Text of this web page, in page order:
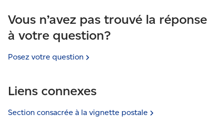
par code postal. Reportez-vous auGuide du client
pour les services Marketing Intelliposte
(PDF)
pour obtenir des renseignements.
courrier reçu (UVCR). Remarque : vous ne pouvez
pas déposer votre envoi aux emplacements de vente
au détail de Postes Canada.
le plus près.
Vous n’avez pas trouvé la réponse
à votre question?
Posez votre question
Liens connexes
Section consacrée à la vignette postale